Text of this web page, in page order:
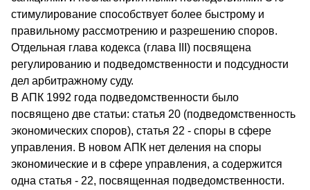
стимулирование способствует более быстрому и
правильному рассмотрению и разрешению споров.
Отдельная глава кодекса (глава III) посвящена
регулированию и подведомственности и подсудности
дел арбитражному суду.
В АПК 1992 года подведомственности было
посвящено две статьи: статья 20 (подведомственность
экономических споров), статья 22 - споры в сфере
управления. В новом АПК нет деления на споры
экономические и в сфере управления, а содержится
одна статья - 22, посвященная подведомственности.